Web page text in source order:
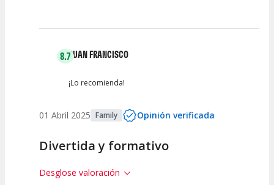
8.7JUAN FRANCISCO
¡Lo recomienda!
01 Abril 2025 Family Opinión verificada
Divertida y formativo
Desglose valoración